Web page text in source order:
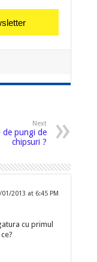
Next
de pungi de
chipsuri ?
01/2013 at 6:45 PM
cu primul